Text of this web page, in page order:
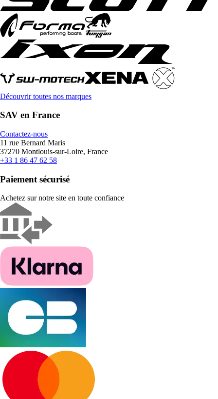
Découvrir toutes nos marques
SAV en France
Contactez-nous
11 rue Bernard Maris
37270 Montlouis-sur-Loire, France
+33 1 86 47 62 58
Paiement sécurisé
Achetez sur notre site en toute confiance